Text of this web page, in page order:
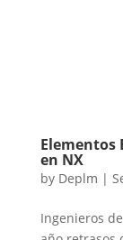
Elementos
en NX
by Deplm |
Ingenieros